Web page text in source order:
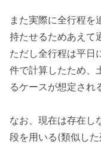
また実際に全行程を
持たせるためあえて
ただし全行程は平日
件で計算したため、
るケースが想定され
なお、現在は存在し
段を用いる(類似し